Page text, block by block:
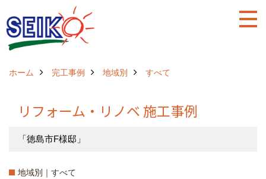
ホーム 完工事例 地域別 すべて
リフォーム・リノベ 施工事例
「徳島市F様邸」
地域別｜すべて